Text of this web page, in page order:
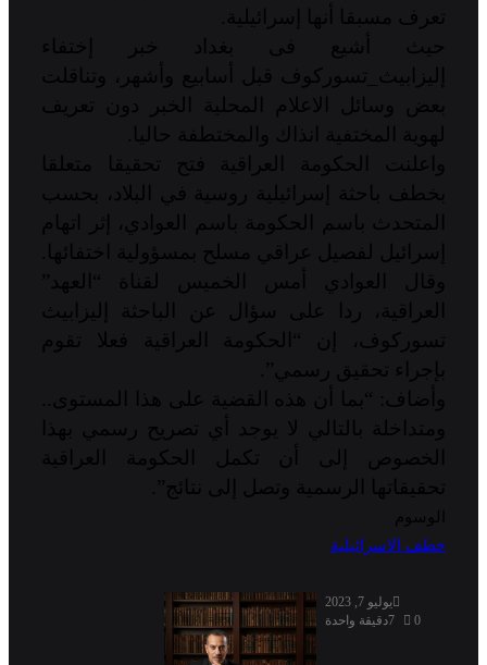
تعرف مسبقا أنها إسرائيلية.
حيث أشيع فى بغداد خبر إختفاء
‎إليزابيث_تسوركوف قبل أسابيع وأشهر، وتناقلت
بعض وسائل الاعلام المحلية الخبر دون تعريف
لهوية المختفية انذاك والمختطفة حاليا.
واعلنت الحكومة العراقية فتح تحقيقا متعلقا
بخطف باحثة إسرائيلية روسية في البلاد، بحسب
المتحدث باسم الحكومة باسم العوادي، إثر اتهام
إسرائيل لفصيل عراقي مسلح بمسؤولية اختفائها.
وقال العوادي أمس الخميس لقناة “العهد”
العراقية، ردا على سؤال عن الباحثة إليزابيث
تسوركوف، إن “الحكومة العراقية فعلا تقوم
بإجراء تحقيق رسمي”.
وأضاف: “بما أن هذه القضية على هذا المستوى..
ومتداخلة بالتالي لا يوجد أي تصريح رسمي بهذا
الخصوص إلى أن تكمل الحكومة العراقية
تحقيقاتها الرسمية وتصل إلى نتائج”.
الوسوم
خطف الاسرائيلية
يوليو 7, 2023
0
7دقيقة واحدة